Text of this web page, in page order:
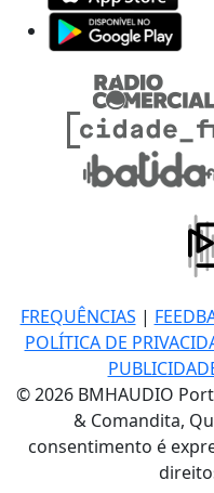
FREQUÊNCIAS |
POLÍTICA DE
© 2026 BMHAUDIO
& Comandita,
consentimento é